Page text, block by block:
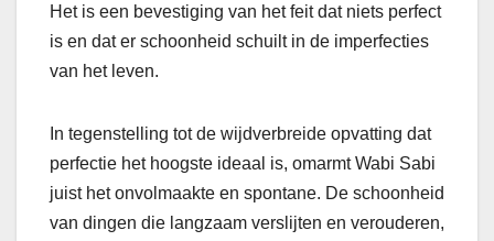
Het is een bevestiging van het feit dat niets perfect
is en dat er schoonheid schuilt in de imperfecties
van het leven.
In tegenstelling tot de wijdverbreide opvatting dat
perfectie het hoogste ideaal is, omarmt Wabi Sabi
juist het onvolmaakte en spontane. De schoonheid
van dingen die langzaam verslijten en verouderen,